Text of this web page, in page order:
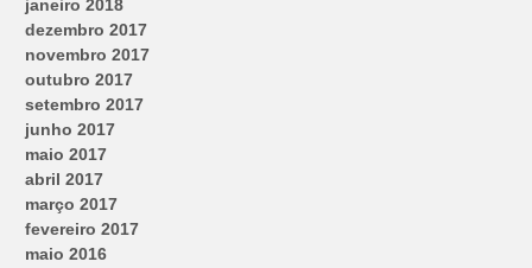
janeiro 2018
dezembro 2017
novembro 2017
outubro 2017
setembro 2017
junho 2017
maio 2017
abril 2017
março 2017
fevereiro 2017
maio 2016